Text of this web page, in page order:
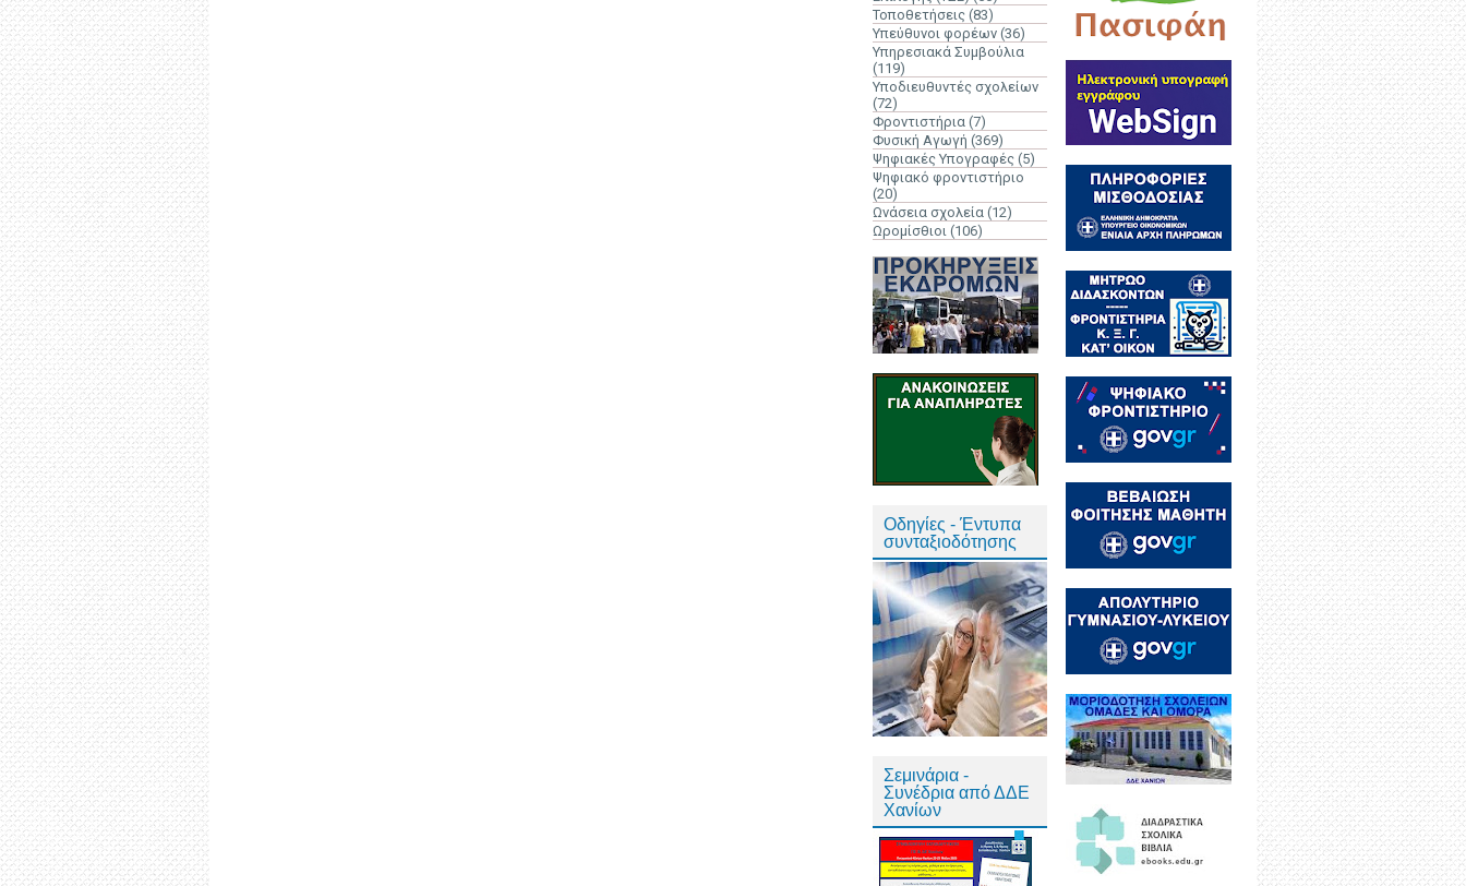
Τοποθετήσεις (83)
Υπεύθυνοι φορέων (36)
Υπηρεσιακά Συμβούλια
(119)
Υποδιευθυντές σχολείων
(72)
Φροντιστήρια (7)
Φυσική Αγωγή (369)
Ψηφιακές Υπογραφές (5)
Ψηφιακό φροντιστήριο
(20)
Ωνάσεια σχολεία (12)
Ωρομίσθιοι (106)
Οδηγίες - Έντυπα
συνταξιοδότησης
Σεμινάρια -
Συνέδρια από ΔΔΕ
Χανίων